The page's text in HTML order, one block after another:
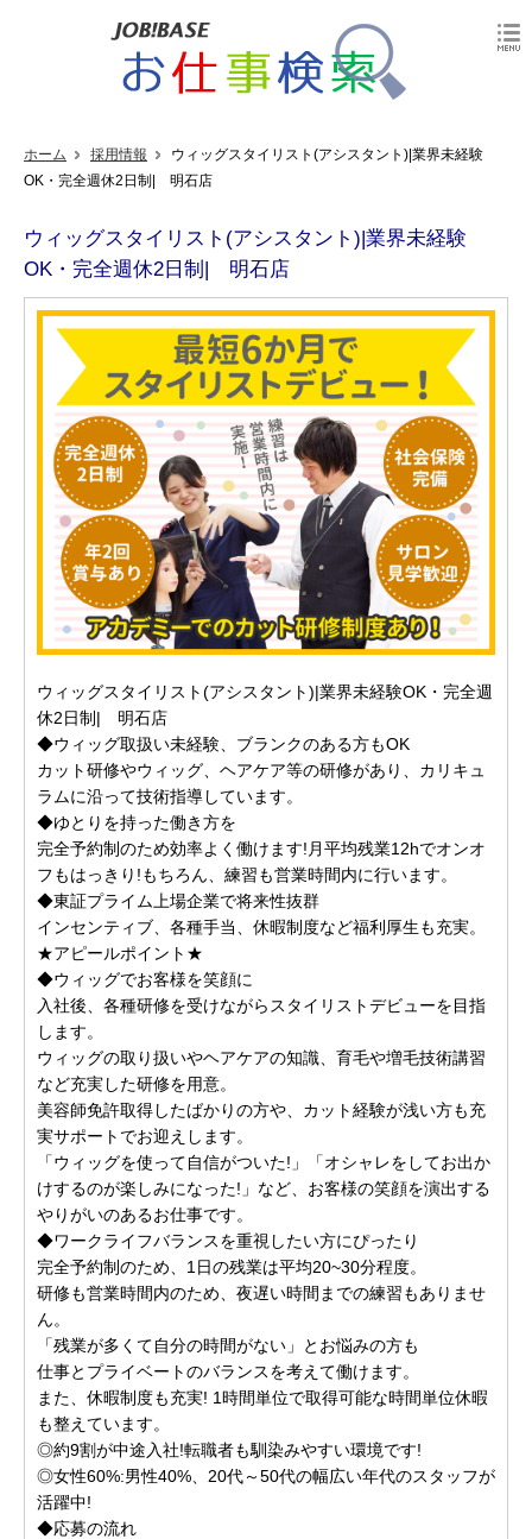
ホーム 採用情報
ウィッグスタイリスト(アシスタント)|業界未経験
OK・完全週休2日制| 明石店
ウィッグスタイリスト(アシスタント)|業界未経験
OK・完全週休2日制| 明石店
ウィッグスタイリスト(アシスタント)|業界未経験OK・完全週
休2日制| 明石店
◆ウィッグ取扱い未経験、ブランクのある方もOK
カット研修やウィッグ、ヘアケア等の研修があり、カリキュ
ラムに沿って技術指導しています。
◆ゆとりを持った働き方を
完全予約制のため効率よく働けます!月平均残業12hでオンオ
フもはっきり!もちろん、練習も営業時間内に行います。
◆東証プライム上場企業で将来性抜群
インセンティブ、各種手当、休暇制度など福利厚生も充実。
★アピールポイント★
◆ウィッグでお客様を笑顔に
入社後、各種研修を受けながらスタイリストデビューを目指
します。
ウィッグの取り扱いやヘアケアの知識、育毛や増毛技術講習
など充実した研修を用意。
美容師免許取得したばかりの方や、カット経験が浅い方も充
実サポートでお迎えします。
「ウィッグを使って自信がついた!」「オシャレをしてお出か
けするのが楽しみになった!」など、お客様の笑顔を演出する
やりがいのあるお仕事です。
◆ワークライフバランスを重視したい方にぴったり
完全予約制のため、1日の残業は平均20~30分程度。
研修も営業時間内のため、夜遅い時間までの練習もありませ
ん。
「残業が多くて自分の時間がない」とお悩みの方も
仕事とプライベートのバランスを考えて働けます。
また、休暇制度も充実! 1時間単位で取得可能な時間単位休暇
も整えています。
◎約9割が中途入社!転職者も馴染みやすい環境です!
◎女性60%:男性40%、20代～50代の幅広い年代のスタッフが
活躍中!
◆応募の流れ